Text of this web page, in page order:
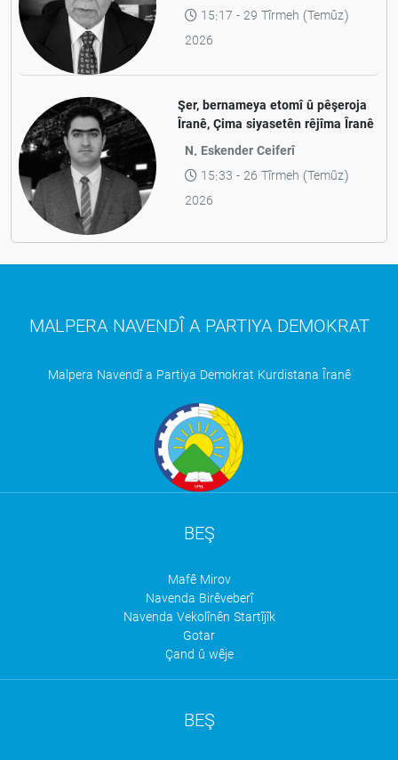
15:17 - 29 Tîrmeh (Temûz)
2026
Şer, bernameya etomî û pêşeroja
Îranê, Çima siyasetên rêjîma Îranê
kawilkar in?
N. Eskender Ceiferî
15:33 - 26 Tîrmeh (Temûz)
2026
MALPERA NAVENDÎ A PARTIYA DEMOKRAT
Malpera Navendî a Partiya Demokrat Kurdistana Îranê
BEŞ
Mafê Mirov
Navenda Birêveberî
Navenda Vekolînên Startîjîk
Gotar
Çand û wêje
BEŞ